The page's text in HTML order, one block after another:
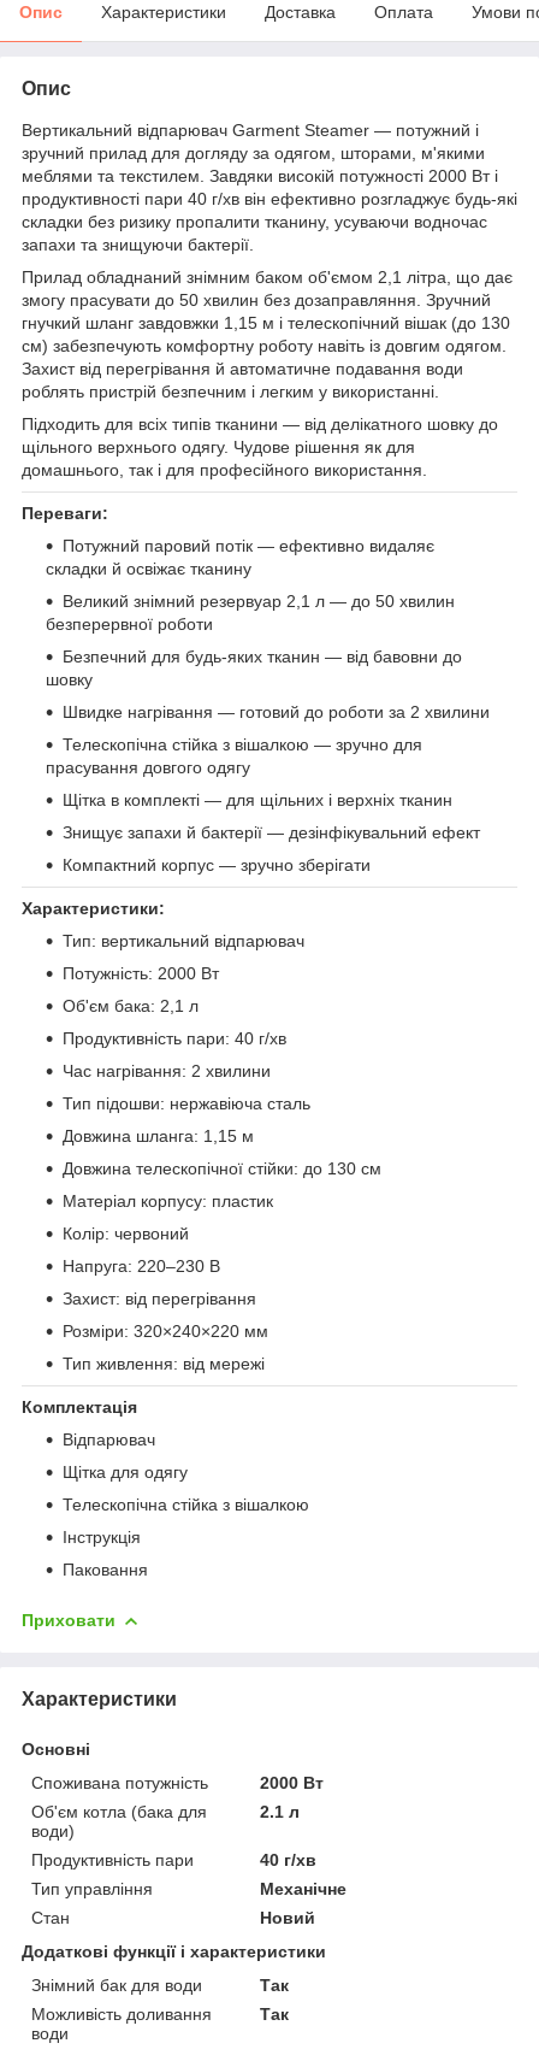
Опис Характеристики Доставка Оплата Умови
Опис
Вертикальний відпарювач Garment Steamer — потужний і
зручний прилад для догляду за одягом, шторами, м'якими
меблями та текстилем. Завдяки високій потужності 2000 Вт і
продуктивності пари 40 г/хв він ефективно розгладжує будь-які
складки без ризику пропалити тканину, усуваючи водночас
запахи та знищуючи бактерії.
Прилад обладнаний знімним баком об'ємом 2,1 літра, що дає
змогу прасувати до 50 хвилин без дозаправляння. Зручний
гнучкий шланг завдовжки 1,15 м і телескопічний вішак (до 130
см) забезпечують комфортну роботу навіть із довгим одягом.
Захист від перегрівання й автоматичне подавання води
роблять пристрій безпечним і легким у використанні.
Підходить для всіх типів тканини — від делікатного шовку до
щільного верхнього одягу. Чудове рішення як для
домашнього, так і для професійного використання.
Переваги:
Потужний паровий потік — ефективно видаляє
складки й освіжає тканину
Великий знімний резервуар 2,1 л — до 50 хвилин
безперервної роботи
Безпечний для будь-яких тканин — від бавовни до
шовку
Швидке нагрівання — готовий до роботи за 2 хвилини
Телескопічна стійка з вішалкою — зручно для
прасування довгого одягу
Щітка в комплекті — для щільних і верхніх тканин
Знищує запахи й бактерії — дезінфікувальний ефект
Компактний корпус — зручно зберігати
Характеристики:
Тип: вертикальний відпарювач
Потужність: 2000 Вт
Об'єм бака: 2,1 л
Продуктивність пари: 40 г/хв
Час нагрівання: 2 хвилини
Тип підошви: нержавіюча сталь
Довжина шланга: 1,15 м
Довжина телескопічної стійки: до 130 см
Матеріал корпусу: пластик
Колір: червоний
Напруга: 220–230 В
Захист: від перегрівання
Розміри: 320×240×220 мм
Тип живлення: від мережі
Комплектація
Відпарювач
Щітка для одягу
Телескопічна стійка з вішалкою
Інструкція
Паковання
Приховати
Характеристики
Основні
Споживана потужність
2000 Вт
Об'єм котла (бака для
води)
2.1 л
Продуктивність пари
40 г/хв
Тип управління
Механічне
Стан
Новий
Додаткові функції і характеристики
Знімний бак для води
Так
Можливість доливання
води
Так